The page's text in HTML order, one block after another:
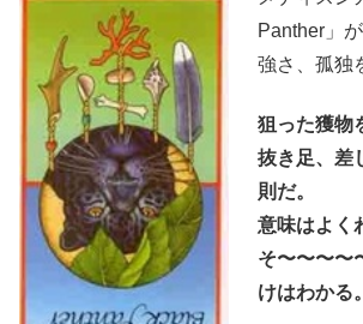
Panther」が
強さ、孤独
狙った獲物
抜き足、差
則だ。
意味はよく
そ〜〜〜〜
けはわかる。